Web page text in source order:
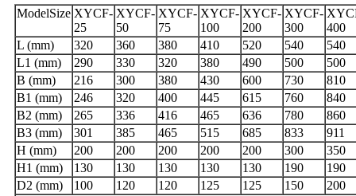
ModelSize XYCF-
25
XYCF-
50
XYCF-
75
XYCF-
100
XYCF-
200
XYCF-
300
400
L (mm)
320 360 380 410 520 540
540
L1 (mm)
290 330 320 380 490 500
500
B (mm)
216 300 380 430 600 730
810
B1 (mm)
246 320 400 445 615 760
840
B2 (mm)
265 336 416 465 636 780
860
B3 (mm)
301 385 465 515 685 833
911
H (mm)
200 200 200 200 200 300
350
H1 (mm)
130 130 130 130 130 190
190
D2 (mm)
100 120 120 125 125 150
200